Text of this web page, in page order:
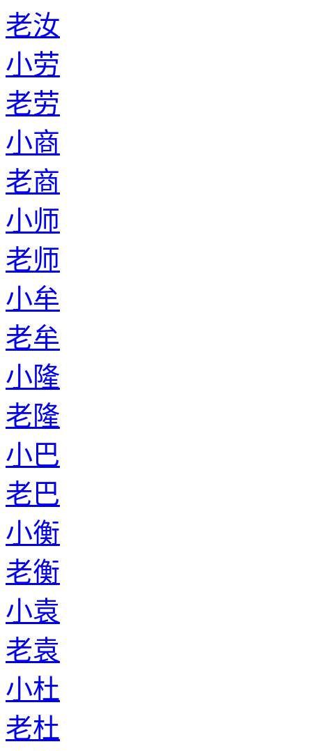
老汝
小劳
老劳
小商
老商
小师
老师
小牟
老牟
小隆
老隆
小巴
老巴
小衡
老衡
小袁
老袁
小杜
老杜